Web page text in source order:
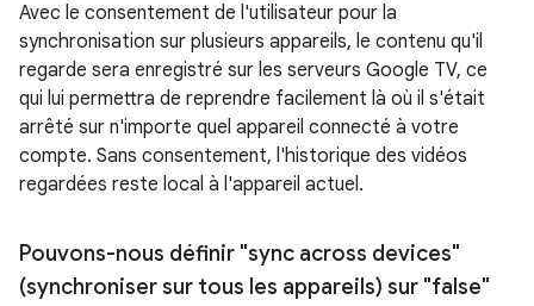
Avec le consentement de l'utilisateur pour la
synchronisation sur plusieurs appareils, le contenu qu'il
regarde sera enregistré sur les serveurs Google TV, ce
qui lui permettra de reprendre facilement là où il s'était
arrêté sur n'importe quel appareil connecté à votre
compte. Sans consentement, l'historique des vidéos
regardées reste local à l'appareil actuel.
Pouvons-nous définir "sync across devices"
(synchroniser sur tous les appareils) sur "false"